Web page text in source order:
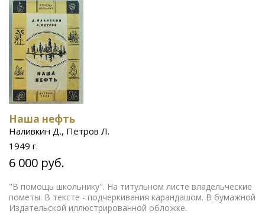
Наша нефть
Наливкин Д., Петров Л.
1949 г.
6 000 руб.
"В помощь школьнику". На титульном листе владельческие
пометы. В тексте - подчеркивания карандашом. В бумажной
Издательской иллюстрированной обложке.